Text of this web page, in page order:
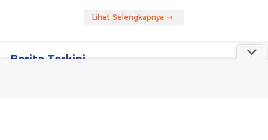
Lihat Selengkapnya
Berita Terkini